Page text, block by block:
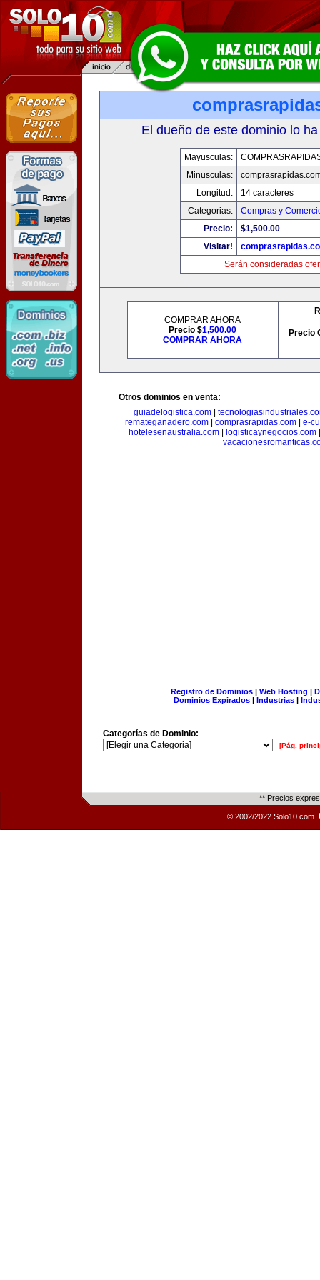
El dueño de este dominio lo
Mayusculas:
Minusculas:
Longitud:
14 caracteres
Categorias:
Compras y
Precio:
$1,500.00
Visitar!
Serán consideradas
COMPRAR AHORA
Precio $1,500.00
COMPRAR AHORA
Precio
Otros dominios en venta:
guiadelogistica.com|
remateganadero.com
comprasrapidas.com
e-
hotelesenaustralia.com| logisticaynegocios.com
Registro de Dominios| Web Hosting |
Dominios Expirados | Industrias |
Categorías de Dominio:
[Pág.
** Precios
© 2002/2022 Solo10.com